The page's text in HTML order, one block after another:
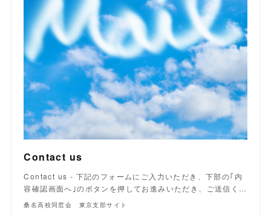
Contact us
Contact us - 下記のフォームにご入力いただき、下部の｢内
容確認画面へ｣のボタンを押してお進みいただき、ご送信く…
桑名高校同窓会 東京支部サイト